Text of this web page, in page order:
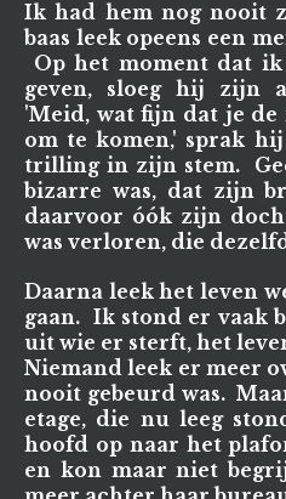
Ik had hem nog nooit
baas leek opeens een
Op het moment dat
geven, sloeg hij zijn
'Meid, wat fijn dat je de
om te komen,' sprak
trilling in zijn stem.
bizarre was, dat zijn
daarvoor óók zijn
was verloren, die
Daarna leek het leven
gaan. Ik stond er vaak
uit wie er sterft, het
Niemand leek er meer
nooit gebeurd was.
etage, die nu leeg
hoofd op naar het
en kon maar niet